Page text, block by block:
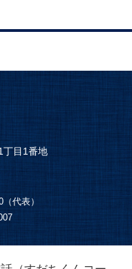
丁目1番地
代表）